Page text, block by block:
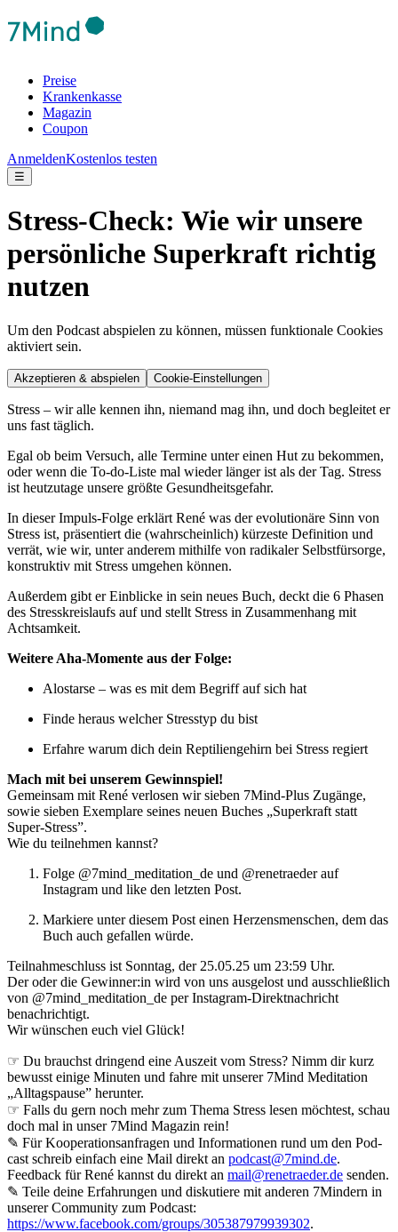
Preise
Krankenkasse
Magazin
Coupon
AnmeldenKostenlos testen
☰
Stress-Check: Wie wir unsere
persönliche Superkraft richtig
nutzen
Um den Podcast abspielen zu können, müssen funktionale Cookies
aktiviert sein.
Akzeptieren & abspielen Cookie-Einstellungen
Stress – wir alle kennen ihn, niemand mag ihn, und doch begleitet er
uns fast täglich.
Egal ob beim Versuch, alle Termine unter einen Hut zu bekommen,
oder wenn die To-do-Liste mal wieder länger ist als der Tag. Stress
ist heutzutage unsere größte Gesundheitsgefahr.
In dieser Impuls-Folge erklärt René was der evolutionäre Sinn von
Stress ist, präsentiert die (wahrscheinlich) kürzeste Definition und
verrät, wie wir, unter anderem mithilfe von radikaler Selbstfürsorge,
konstruktiv mit Stress umgehen können.
Außerdem gibt er Einblicke in sein neues Buch, deckt die 6 Phasen
des Stresskreislaufs auf und stellt Stress in Zusammenhang mit
Achtsamkeit.
Weitere Aha-Momente aus der Folge:
Alostarse – was es mit dem Begriff auf sich hat
Finde heraus welcher Stresstyp du bist
Erfahre warum dich dein Reptiliengehirn bei Stress regiert
Mach mit bei unserem Gewinnspiel!
Gemeinsam mit René verlosen wir sieben 7Mind-Plus Zugänge,
sowie sieben Exemplare seines neuen Buches „Superkraft statt
Super-Stress”.
Wie du teilnehmen kannst?
Folge @7mind_meditation_de und @renetraeder auf
Instagram und like den letzten Post.
Markiere unter diesem Post einen Herzensmenschen, dem das
Buch auch gefallen würde.
⁠Teilnahmeschluss ist Sonntag, der 25.05.25 um 23:59 Uhr.
Der oder die Gewinner:in wird von uns ausgelost und ausschließlich
von @7mind_meditation_de per Instagram-Direktnachricht
benachrichtigt.⁠
Wir wünschen euch viel Glück!
☞ Du brauchst dringend eine Auszeit vom Stress? Nimm dir kurz
bewusst einige Minuten und fahre mit unserer 7Mind Meditation
„Alltagspause” herunter.
☞ Falls du gern noch mehr zum Thema Stress lesen möchtest, schau
doch mal in unser 7Mind Magazin rein!
✎ Für Koope­ra­ti­ons­an­fra­gen und Infor­ma­tio­nen rund um den Pod­
cast schreib ein­fach eine Mail direkt an podcast@7mind.de.
Feedback für René kannst du direkt an mail@renetraeder.de senden.
✎ Teile deine Erfahrungen und diskutiere mit anderen 7Mindern in
unserer Community zum Podcast:
https://www.facebook.com/groups/305387979939302.